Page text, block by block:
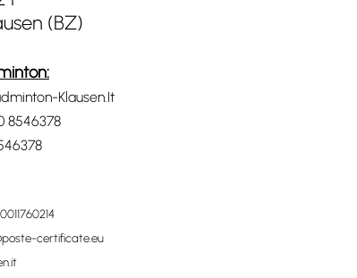
(BZ)
Klausen.It
8546378
certificate.eu